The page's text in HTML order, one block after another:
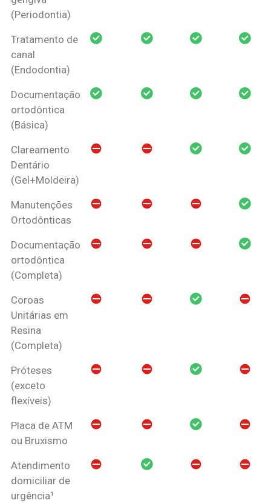
(Periodontia)
Tratamento de
canal
(Endodontia)
Documentação
ortodôntica
(Básica)
Clareamento
Dentário
(Gel+Moldeira)
Manutenções
Ortodônticas
Documentação
ortodôntica
(Completa)
Coroas
Unitárias em
Resina
(Completa)
Próteses
(exceto
flexíveis)
Placa de ATM
ou Bruxismo
Atendimento
domiciliar de
urgência¹